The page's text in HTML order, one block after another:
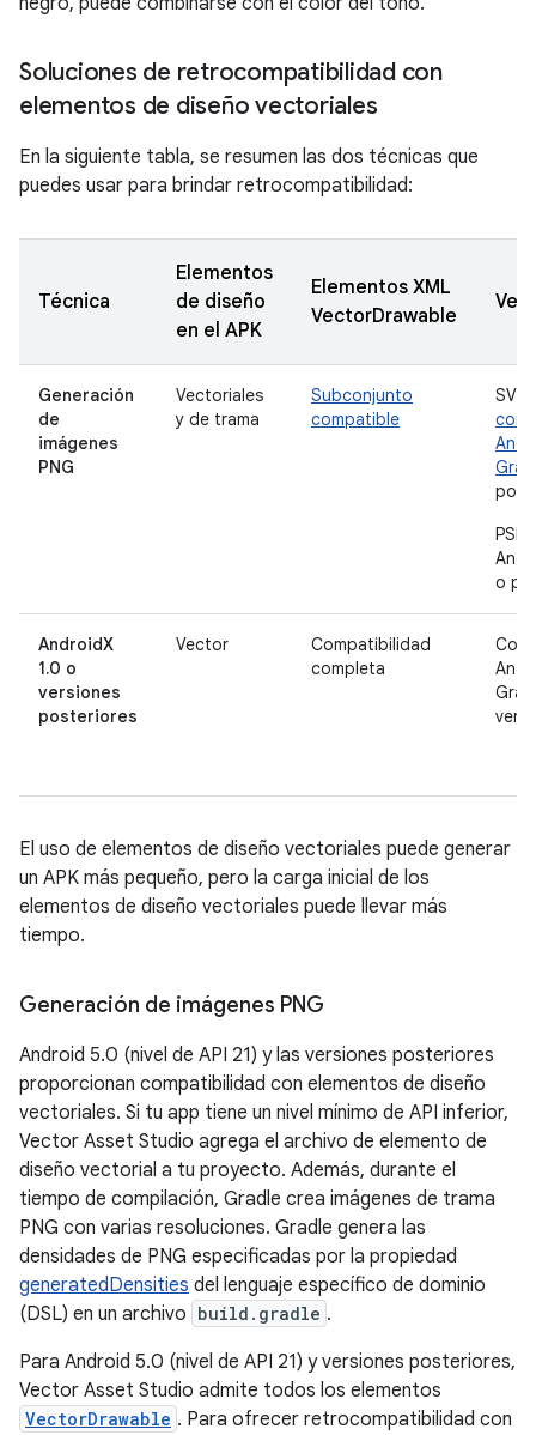
Soluciones de retrocompatibilidad con
elementos de diseño vectoriales
En la siguiente tabla, se resumen las dos técnicas que
puedes usar para brindar retrocompatibilidad:
Técnica
Elementos
de diseño
en el APK
Elementos XML
VectorDrawable
Generación
de
imágenes
PNG
Vectoriales
y de trama
Subconjunto
compatible
SVG:
PSD:
o
AndroidX
1.0 o
versiones
posteriores
Vector
Compatibilidad
completa
El uso de elementos de diseño vectoriales puede generar
un APK más pequeño, pero la carga inicial de los
elementos de diseño vectoriales puede llevar más
tiempo.
Generación de imágenes PNG
Android 5.0 (nivel de API 21) y las versiones posteriores
proporcionan compatibilidad con elementos de diseño
vectoriales. Si tu app tiene un nivel mínimo de API inferior,
Vector Asset Studio agrega el archivo de elemento de
diseño vectorial a tu proyecto. Además, durante el
tiempo de compilación, Gradle crea imágenes de trama
PNG con varias resoluciones. Gradle genera las
densidades de PNG especificadas por la propiedad
generatedDensities del lenguaje específico de dominio
(DSL) en un archivo build.gradle .
Para Android 5.0 (nivel de API 21) y versiones posteriores,
Vector Asset Studio admite todos los elementos
VectorDrawable . Para ofrecer retrocompatibilidad con